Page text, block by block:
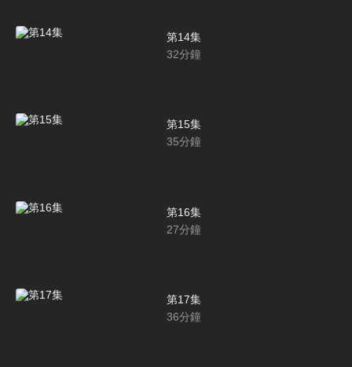
第14集
32分鐘
第15集
35分鐘
第16集
27分鐘
第17集
36分鐘